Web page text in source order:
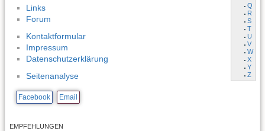
Q
R
S
T
U
V
W
X
Y
Z
Links
Forum
Kontaktformular
Impressum
Datenschutzerklärung
Seitenanalyse
Facebook Email
EMPFEHLUNGEN